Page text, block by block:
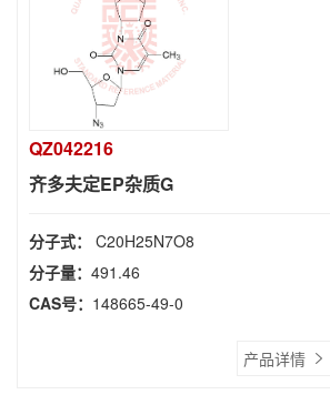
QZ042216
齐多夫定EP杂质G
分子式： C20H25N7O8
分子量： 491.46
CAS号： 148665-49-0
产品详情